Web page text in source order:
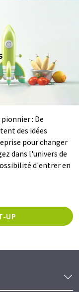
: De
des idées
pour changer
dans l'univers de
d'entrer en
UP